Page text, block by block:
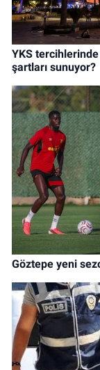
YKS
şartları sunuyor?
Göztepe yeni